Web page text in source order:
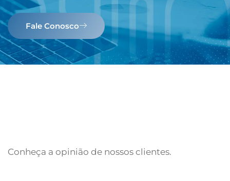
Fale Conosco
Conheça a opinião de nossos clientes.